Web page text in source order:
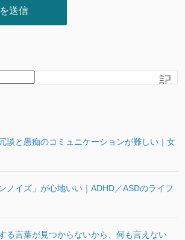
記
す
談と愚痴のコミュニケーションが難しい｜女
ノイズ」が心地いい｜ADHD／ASDのライフ
る言葉が見つからないから、何も言えない